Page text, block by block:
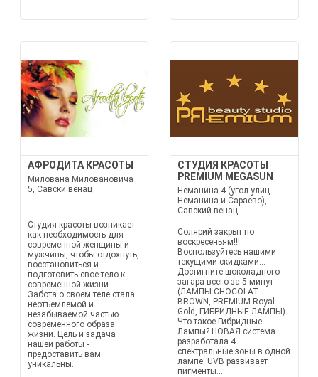
АФРОДИТА КРАСОТЫ
Милована Миловановича
5, Савски венац
Студия красоты возникает
как необходимость для
современной женщины и
мужчины, чтобы отдохнуть,
восстановиться и
подготовить свое тело к
современной жизни.
Забота о своем теле стала
неотъемлемой и
незабываемой частью
современного образа
жизни. Цель и задача
нашей работы -
предоставить вам
уникальны...
СТУДИЯ КРАСОТЫ
PREMIUM MEGASUN
Неманина 4 (угол улиц
Неманина и Сараево),
Савский венац
Солярий закрыт по
воскресеньям!!!
Воспользуйтесь нашими
текущими скидками...
Достигните шоколадного
загара всего за 5 минут
(ЛАМПЫ CHOCOLAT
BROWN, PREMIUM Royal
Gold, ГИБРИДНЫЕ ЛАМПЫ)
Что такое Гибридные
Лампы? НОВАЯ система
разработала 4
спектральные зоны в одной
лампе: UVB развивает
пигменты...